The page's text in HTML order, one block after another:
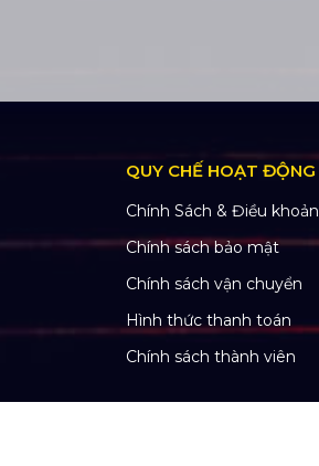
QUY CHẾ HOẠT ĐỘNG
Chính Sách & Điều khoản
Chính sách bảo mật
Chính sách vận chuyển
Hình thức thanh toán
Chính sách thành viên